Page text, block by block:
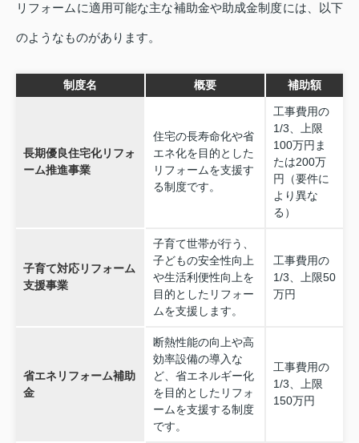
リフォームに適用可能な主な補助金や助成金制度には、以下
のようなものがあります。
制度名 概要 補助額
長期優良住宅化リフォ
ーム推進事業
住宅の長寿命化や省
エネ化を目的とした
リフォームを支援す
る制度です。
工事費用の
1/3、上限
100万円ま
たは200万
円（要件に
より異な
る）
子育て対応リフォーム
支援事業
子育て世帯が行う、
子どもの安全性向上
や生活利便性向上を
目的としたリフォー
ムを支援します。
工事費用の
1/3、上限50
万円
省エネリフォーム補助
金
断熱性能の向上や高
効率設備の導入な
ど、省エネルギー化
を目的としたリフォ
ームを支援する制度
です。
工事費用の
1/3、上限
150万円